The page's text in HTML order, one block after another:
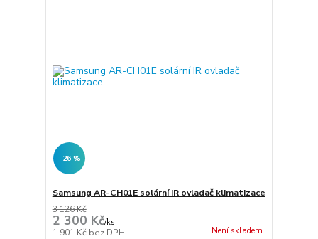
- 26 %
Samsung AR-CH01E solární IR ovladač klimatizace
3 126 Kč
2 300 Kč/ks
1 901 Kč bez DPH Není skladem